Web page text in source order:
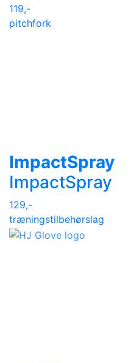
119,-
pitchfork
ImpactSpray
ImpactSpray
129,-
træningstilbehørslag